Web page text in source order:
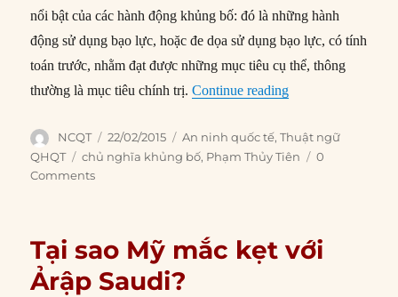
nổi bật của các hành động khủng bố: đó là những hành
động sử dụng bạo lực, hoặc đe dọa sử dụng bạo lực, có tính
toán trước, nhằm đạt được những mục tiêu cụ thể, thông
thường là mục tiêu chính trị.Continue reading“Chủ nghĩa khủng
Author
NCQT
Posted
on
22/02/2015 Categories
An ninh quốc tế,Thuật ngữ
QHQT
Tags
chủ nghĩa khủng bố, Phạm Thủy Tiên
0
Comments
Tại sao Mỹ mắc kẹt với
Ảrập Saudi?